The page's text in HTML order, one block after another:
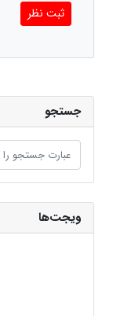
ثبت نظر
جستجو
ویجت‌ها